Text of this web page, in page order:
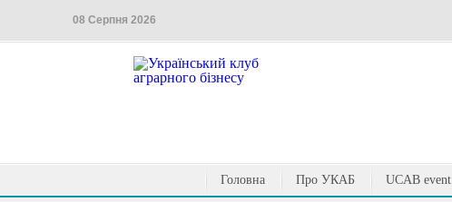
08 Серпня 2026
Головна Про УКАБ UCAB event